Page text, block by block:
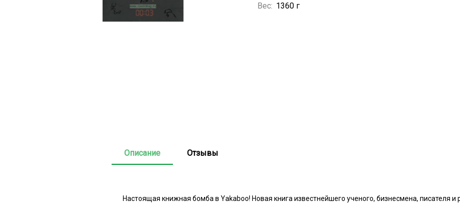
Вес: 1360 г
Описание Отзывы
Настоящая книжная бомба в Yakaboo! Новая книга известнейшего ученого, бизнесмена, писателя и